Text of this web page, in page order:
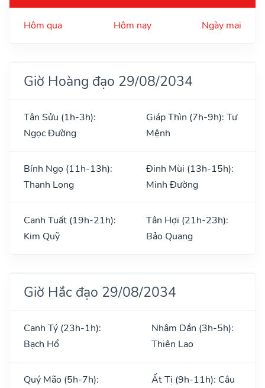
Hôm qua Hôm nay Ngày mai
Giờ Hoàng đạo 29/08/2034
Tân Sửu (1h-3h):
Ngọc Đường
Giáp Thìn (7h-9h): Tư
Mệnh
Bính Ngọ (11h-13h):
Thanh Long
Đinh Mùi (13h-15h):
Minh Đường
Canh Tuất (19h-21h):
Kim Quỹ
Tân Hợi (21h-23h):
Bảo Quang
Giờ Hắc đạo 29/08/2034
Canh Tý (23h-1h):
Bạch Hổ
Nhâm Dần (3h-5h):
Thiên Lao
Quý Mão (5h-7h):
Ất Tị (9h-11h): Câu